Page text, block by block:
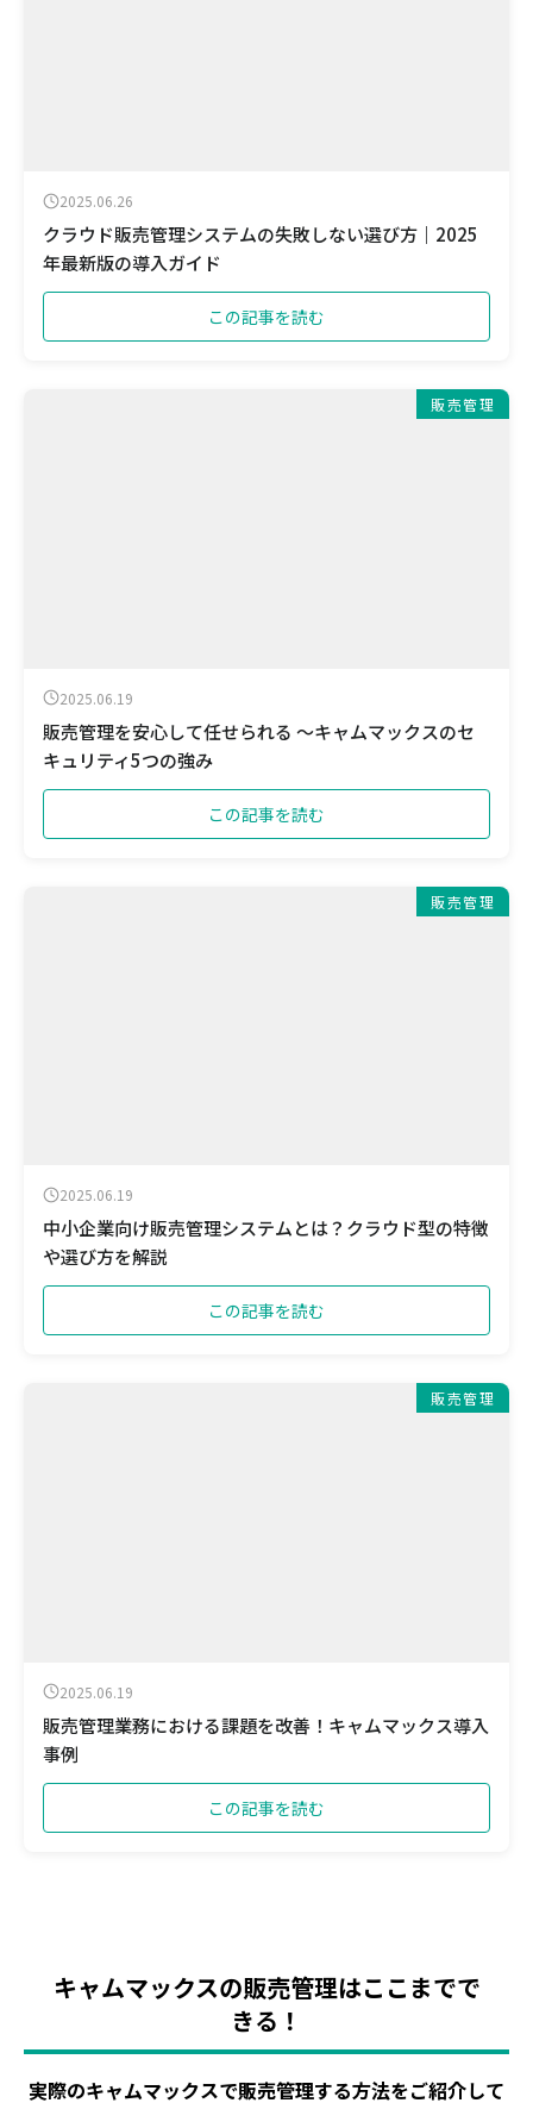
2025.06.26
クラウド販売管理システムの失敗しない選び方｜2025
年最新版の導入ガイド
この記事を読む
販売管理
2025.06.19
販売管理を安心して任せられる ～キャムマックスのセ
キュリティ5つの強み
この記事を読む
販売管理
2025.06.19
中小企業向け販売管理システムとは？クラウド型の特徴
や選び方を解説
この記事を読む
販売管理
2025.06.19
販売管理業務における課題を改善！キャムマックス導入
事例
この記事を読む
キャムマックスの販売管理はここまでで
きる！
実際のキャムマックスで販売管理する方法をご紹介して